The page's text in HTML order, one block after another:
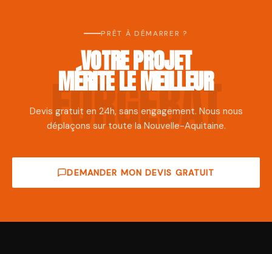
PRÊT À DÉMARRER ?
VOTRE PROJET
MÉRITE LE MEILLEUR
Devis gratuit en 24h, sans engagement. Nous nous
déplaçons sur toute la Nouvelle-Aquitaine.
DEMANDER MON DEVIS GRATUIT